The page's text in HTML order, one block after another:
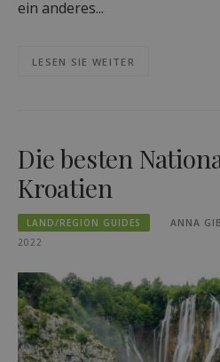
ein anderes...
LESEN SIE WEITER
Die besten
Kroatien
LAND/REGION GUIDES ANNA
2022